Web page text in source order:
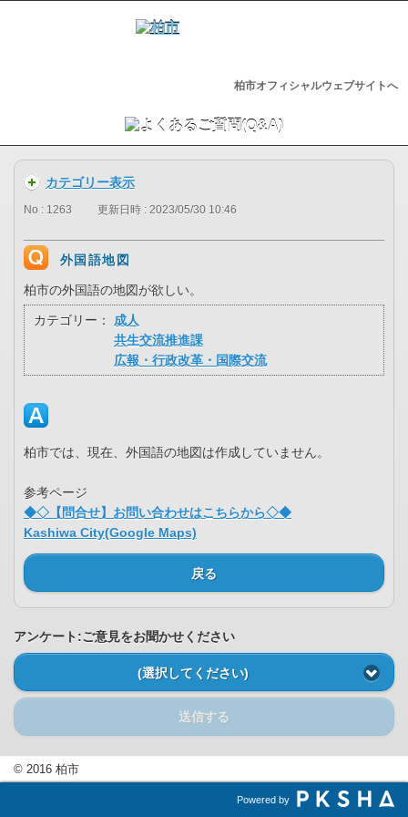
柏市オフィシャルウェブサイトへ
カテゴリー表示
No : 1263 更新日時 : 2023/05/30 10:46
外国語地図
柏市の外国語の地図が欲しい。
カテゴリー：
成人
共生交流推進課
広報・行政改革・国際交流
柏市では、現在、外国語の地図は作成していません。
参考ページ
◆◇【問合せ】お問い合わせはこちらから◇◆
Kashiwa City(Google Maps)
戻る
アンケート:ご意見をお聞かせください
(選択してください)
送信する
© 2016 柏市
Powered by